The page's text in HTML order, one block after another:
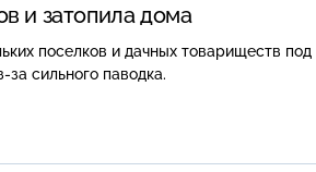
и затопила дома
поселков и дачных товариществ под
сильного паводка.